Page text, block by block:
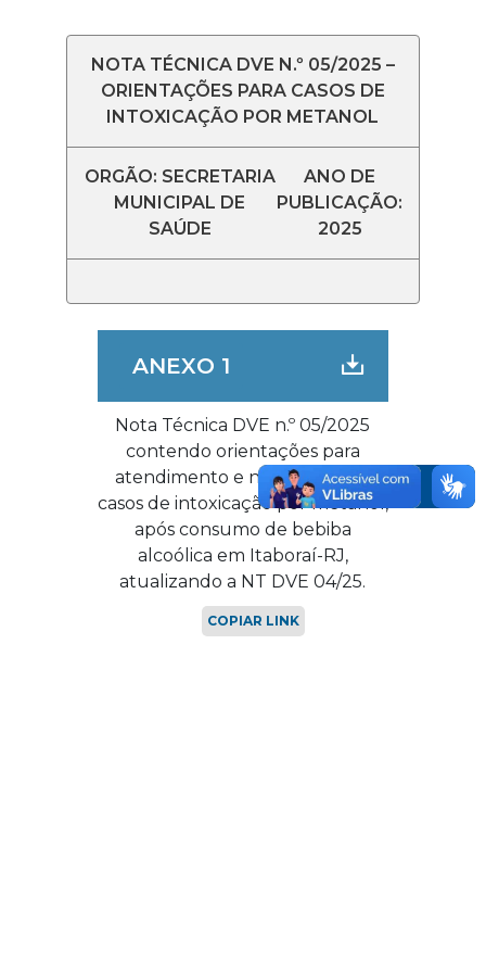
NOTA TÉCNICA DVE N.º 05/2025 –
ORIENTAÇÕES PARA CASOS DE
INTOXICAÇÃO POR METANOL
ORGÃO: SECRETARIA
MUNICIPAL DE
SAÚDE
ANO DE
PUBLICAÇÃO:
2025
ANEXO 1
Nota Técnica DVE n.º 05/2025
contendo orientações para
atendimento e notificação de
casos de intoxicação por metanol,
após consumo de bebiba
alcoólica em Itaboraí-RJ,
atualizando a NT DVE 04/25.
COPIAR LINK